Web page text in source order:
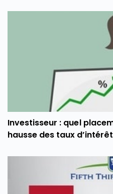
Investisseur : quel
hausse des taux